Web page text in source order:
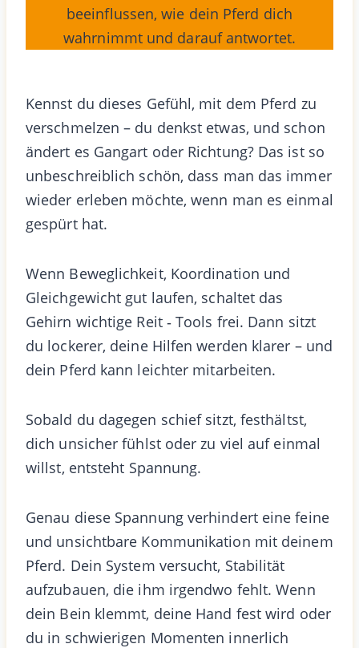
beeinflussen, wie dein Pferd dich
wahrnimmt und darauf antwortet.
Kennst du dieses Gefühl, mit dem Pferd zu
verschmelzen – du denkst etwas, und schon
ändert es Gangart oder Richtung? Das ist so
unbeschreiblich schön, dass man das immer
wieder erleben möchte, wenn man es einmal
gespürt hat.
Wenn Beweglichkeit, Koordination und
Gleichgewicht gut laufen, schaltet das
Gehirn wichtige Reit ‑ Tools frei. Dann sitzt
du lockerer, deine Hilfen werden klarer – und
dein Pferd kann leichter mitarbeiten.
Sobald du dagegen schief sitzt, festhältst,
dich unsicher fühlst oder zu viel auf einmal
willst, entsteht Spannung.
Genau diese Spannung verhindert eine feine
und unsichtbare Kommunikation mit deinem
Pferd. Dein System versucht, Stabilität
aufzubauen, die ihm irgendwo fehlt. Wenn
dein Bein klemmt, deine Hand fest wird oder
du in schwierigen Momenten innerlich